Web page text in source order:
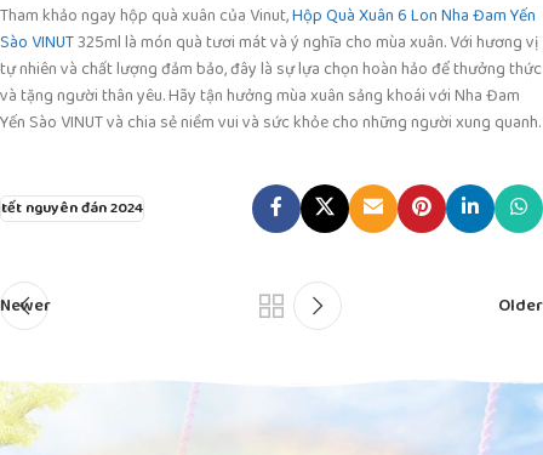
Tham khảo ngay hộp quà xuân của Vinut,Hộp Quà Xuân 6 Lon Nha Đam Yến
Sào VINUT325ml là món quà tươi mát và ý nghĩa cho mùa xuân. Với hương vị
tự nhiên và chất lượng đảm bảo, đây là sự lựa chọn hoàn hảo để thưởng thức
và tặng người thân yêu. Hãy tận hưởng mùa xuân sảng khoái với Nha Đam
Yến Sào VINUT và chia sẻ niềm vui và sức khỏe cho những người xung quanh.
tết nguyên đán 2024
Newer Older